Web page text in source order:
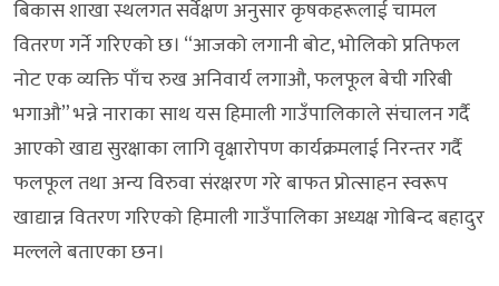
बिकास शाखा स्थलगत सर्वेक्षण अनुसार कृषकहरूलाई चामल
वितरण गर्ने गरिएको छ। “आजको लगानी बोट, भोलिको प्रतिफल
नोट एक व्यक्ति पाँच रुख अनिवार्य लगाऔ, फलफूल बेची गरिबी
भगाऔ” भन्ने नाराका साथ यस हिमाली गाउँपालिकाले संचालन गर्दै
आएको खाद्य सुरक्षाका लागि वृक्षारोपण कार्यक्रमलाई निरन्तर गर्दै
फलफूल तथा अन्य विरुवा संरक्षरण गरे बाफत प्रोत्साहन स्वरूप
खाद्यान्न वितरण गरिएको हिमाली गाउँपालिका अध्यक्ष गोबिन्द बहादुर
मल्लले बताएका छन।